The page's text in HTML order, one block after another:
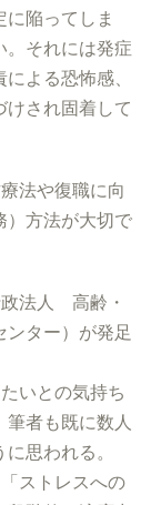
陥ってしま
。それには発症
よる恐怖感、
され固着して
法や復職に向
）方法が大切で
法人 高齢・
ンター）が発足
いとの気持ち
者も既に数人
思われる。
ストレスへの